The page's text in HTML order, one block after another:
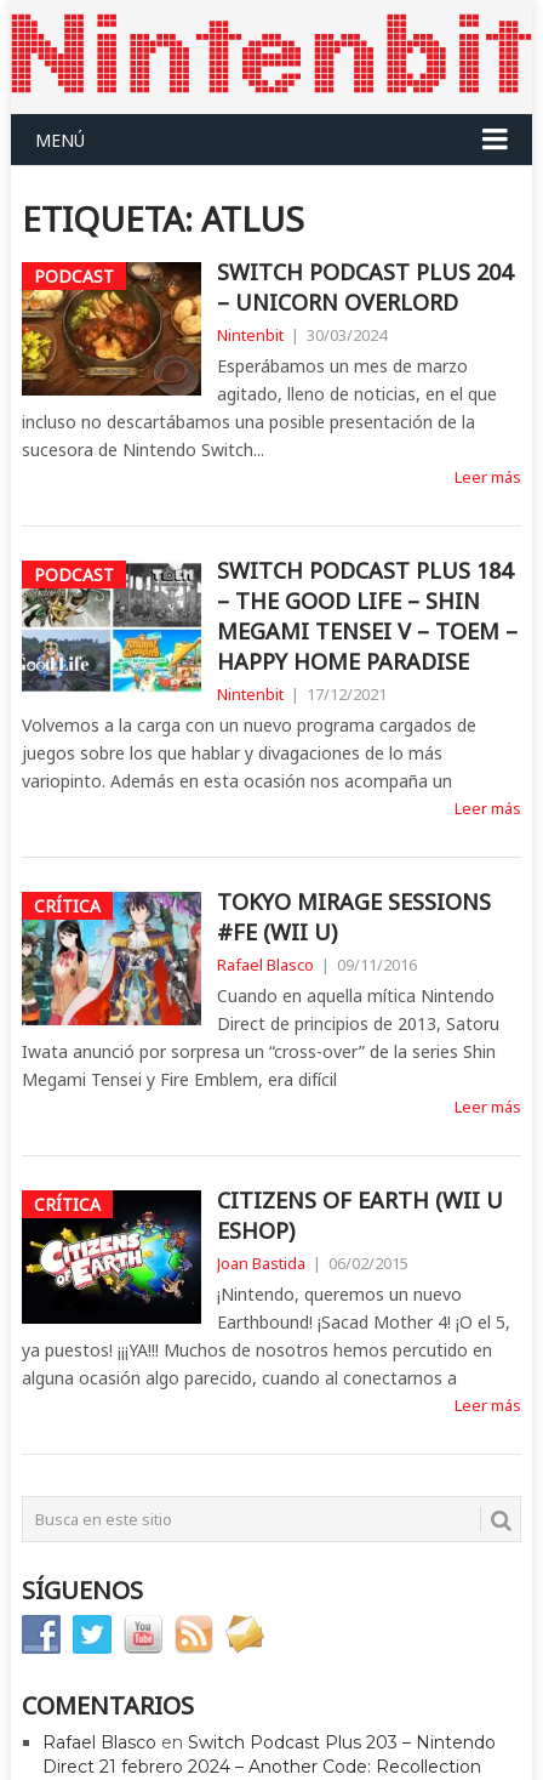
MENÚ
ETIQUETA:ATLUS
PODCAST
SWITCH PODCAST PLUS 204
– UNICORN OVERLORD
Nintenbit | 30/03/2024
Esperábamos un mes de marzo
agitado, lleno de noticias, en el que
incluso no descartábamos una posible presentación de la
sucesora de Nintendo Switch...
Leer más
PODCAST
SWITCH PODCAST PLUS 184
– THE GOOD LIFE – SHIN
MEGAMI TENSEI V – TOEM –
HAPPY HOME PARADISE
Nintenbit | 17/12/2021
Volvemos a la carga con un nuevo programa cargados de
juegos sobre los que hablar y divagaciones de lo más
variopinto. Además en esta ocasión nos acompaña un
Leer más
CRÍTICA
TOKYO MIRAGE SESSIONS
#FE (WII U)
Rafael Blasco | 09/11/2016
Cuando en aquella mítica Nintendo
Direct de principios de 2013, Satoru
Iwata anunció por sorpresa un “cross-over” de la series Shin
Megami Tensei y Fire Emblem, era difícil
Leer más
CRÍTICA
CITIZENS OF EARTH (WII U
ESHOP)
Joan Bastida | 06/02/2015
¡Nintendo, queremos un nuevo
Earthbound! ¡Sacad Mother 4! ¡O el 5,
ya puestos! ¡¡¡YA!!! Muchos de nosotros hemos percutido en
alguna ocasión algo parecido, cuando al conectarnos a
Leer más
SÍGUENOS
COMENTARIOS
Rafael Blasco en Switch Podcast Plus 203 – Nintendo
Direct 21 febrero 2024 – Another Code: Recollection